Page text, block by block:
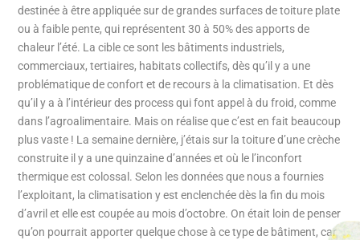
destinée à être appliquée sur de grandes surfaces de toiture plate
ou à faible pente, qui représentent 30 à 50% des apports de
chaleur l’été. La cible ce sont les bâtiments industriels,
commerciaux, tertiaires, habitats collectifs, dès qu’il y a une
problématique de confort et de recours à la climatisation. Et dès
qu’il y a à l’intérieur des process qui font appel à du froid, comme
dans l’agroalimentaire. Mais on réalise que c’est en fait beaucoup
plus vaste ! La semaine dernière, j’étais sur la toiture d’une crèche
construite il y a une quinzaine d’années et où le l’inconfort
thermique est colossal. Selon les données que nous a fournies
l’exploitant, la climatisation y est enclenchée dès la fin du mois
d’avril et elle est coupée au mois d’octobre. On était loin de penser
qu’on pourrait apporter quelque chose à ce type de bâtiment, car